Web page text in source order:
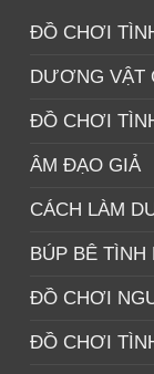
ĐỒ CHƠI
DƯƠNG VẬT
ĐỒ CHƠI
ÂM ĐẠO GIẢ
CÁCH LÀM
BÚP BÊ
ĐỒ CHƠI
ĐỒ CHƠI